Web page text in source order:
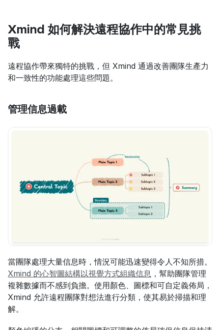
Xmind 如何解決遠程協作中的常見挑
戰
遠程協作帶來獨特的挑戰，但 Xmind 通過改善團隊生產力
和一致性的功能處理這些問題。
管理信息過載
當團隊處理大量信息時，情況可能迅速變得令人不知所措。
Xmind 的心智圖結構以視覺方式組織信息 ，幫助團隊管理
複雜數據而不感到負擔。使用顏色、圖標和可自定義佈局，
Xmind 允許遠程團隊對想法進行分類，使其易於掃描和理
解。